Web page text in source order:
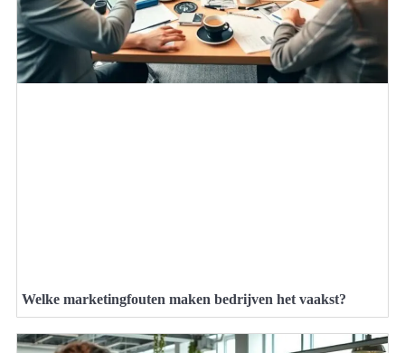
Welke marketingfouten maken bedrijven het vaakst?